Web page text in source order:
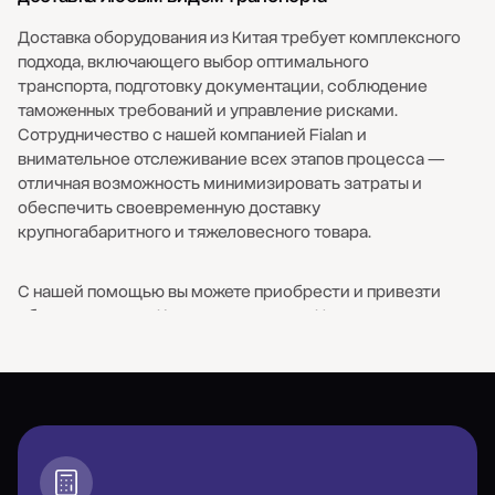
механизмов, а также газового оборудования — с
доставкой “до порога” заказчика и оформлением
необходимых вопросов.
Доставка оборудования из Китая требует комплексного
подхода, включающего выбор оптимального
транспорта, подготовку документации, соблюдение
таможенных требований и управление рисками.
Сотрудничество с нашей компанией Fialan и
внимательное отслеживание всех этапов процесса —
отличная возможность минимизировать затраты и
обеспечить своевременную доставку
крупногабаритного и тяжеловесного товара.
С нашей помощью вы можете приобрести и привезти
оборудование из Китая разного типа. Например,
Оборудование для бизнеса из Китая характеризуется
высоким качеством при низкой стоимости. Это